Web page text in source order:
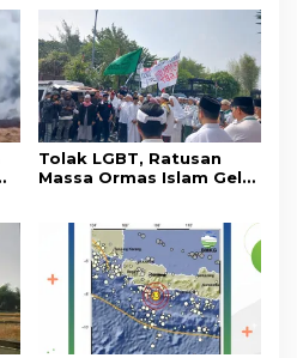
Tolak LGBT, Ratusan
Massa Ormas Islam Gelar